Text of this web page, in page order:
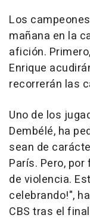
Los
mañana en la
afición.
Enrique
recorrerán las
Uno de los
Dembélé, ha
sean de
París. Pero, por
de violencia.
celebrando!",
CBS tras el